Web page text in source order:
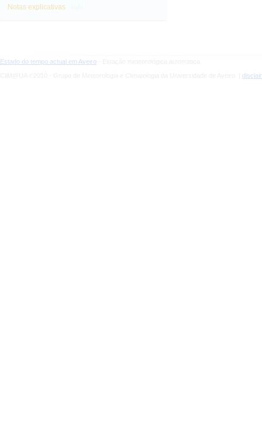
Notas explicativas
Estado do tempo actual em Aveiro - Estação meteorológica automática
CliM@UA ©2010 - Grupo de Meteorologia e Climatologia da Universidade de Aveiro |